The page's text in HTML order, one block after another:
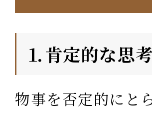
⒈肯定的な思
物事を否定的にと